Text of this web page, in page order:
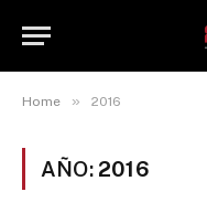
Home » 2016
AÑO: 2016